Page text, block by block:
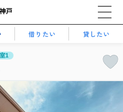
借りたい 貸したい
1